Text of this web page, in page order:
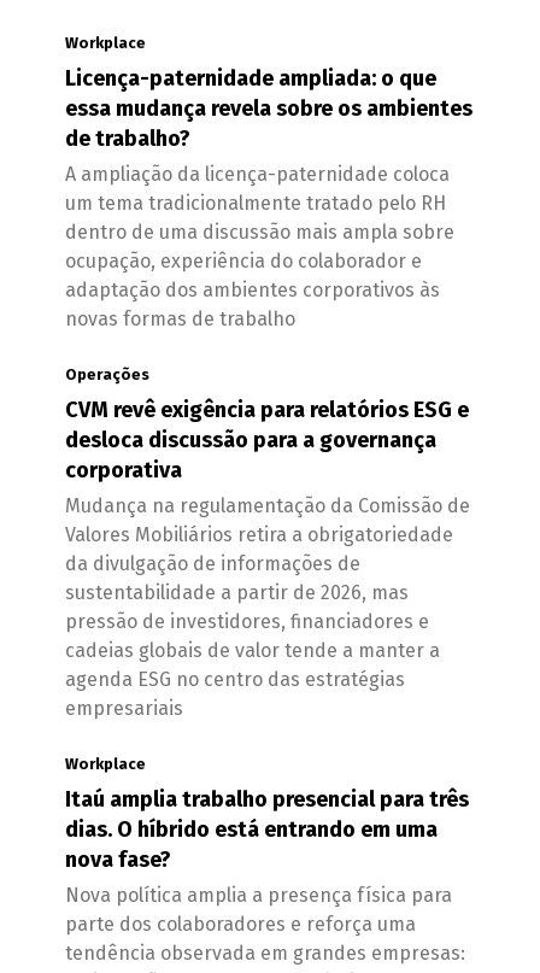
Workplace
Licença-paternidade ampliada: o que
essa mudança revela sobre os ambientes
de trabalho?
A ampliação da licença-paternidade coloca
um tema tradicionalmente tratado pelo RH
dentro de uma discussão mais ampla sobre
ocupação, experiência do colaborador e
adaptação dos ambientes corporativos às
novas formas de trabalho
Operações
CVM revê exigência para relatórios ESG e
desloca discussão para a governança
corporativa
Mudança na regulamentação da Comissão de
Valores Mobiliários retira a obrigatoriedade
da divulgação de informações de
sustentabilidade a partir de 2026, mas
pressão de investidores, financiadores e
cadeias globais de valor tende a manter a
agenda ESG no centro das estratégias
empresariais
Workplace
Itaú amplia trabalho presencial para três
dias. O híbrido está entrando em uma
nova fase?
Nova política amplia a presença física para
parte dos colaboradores e reforça uma
tendência observada em grandes empresas: